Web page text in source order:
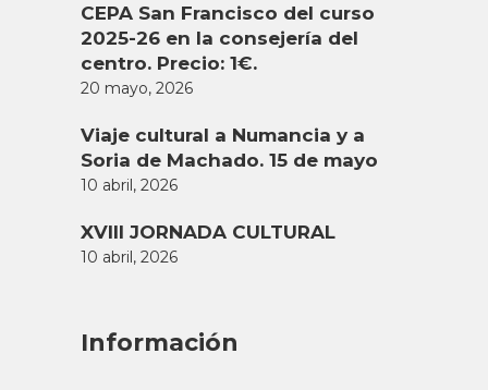
CEPA San Francisco del curso
2025-26 en la consejería del
centro. Precio: 1€.
20 mayo, 2026
Viaje cultural a Numancia y a
Soria de Machado. 15 de mayo
10 abril, 2026
XVIII JORNADA CULTURAL
10 abril, 2026
Información